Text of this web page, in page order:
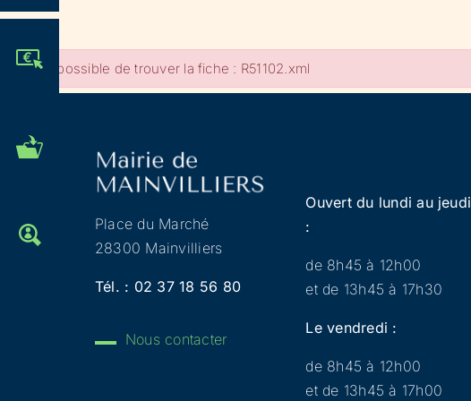
ADMINISTRATIVES
OFFRES D'EMPLOI
Impossible de trouver la fiche : R51102.xml
Place du Marché
28300 Mainvilliers
Tél. : 02 37 18 56 80
Nous contacter
Ouvert du lundi au jeudi
:
de 8h45 à 12h00
et de 13h45 à 17h30
Le vendredi :
de 8h45 à 12h00
et de 13h45 à 17h00